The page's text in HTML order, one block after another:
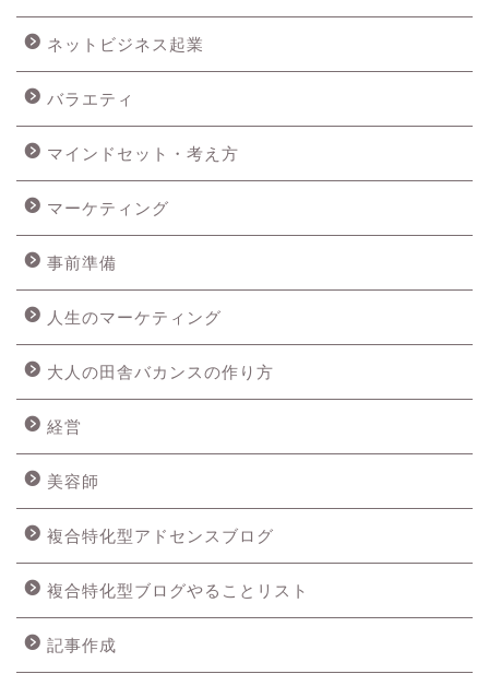
ネットビジネス起業
バラエティ
マインドセット・考え方
マーケティング
事前準備
人生のマーケティング
大人の田舎バカンスの作り方
経営
美容師
複合特化型アドセンスブログ
複合特化型ブログやることリスト
記事作成